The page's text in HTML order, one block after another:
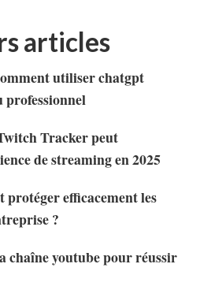
articles
utiliser chatgpt
professionnel
Tracker peut
de streaming en 2025
protéger efficacement les
?
chaîne youtube pour réussir